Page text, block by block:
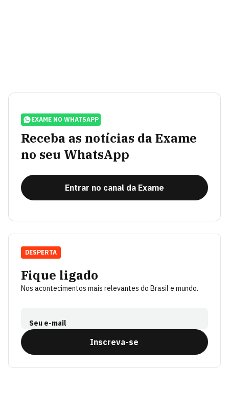
EXAME NO WHATSAPP
Receba as notícias da Exame
no seu WhatsApp
Entrar no canal da Exame
Fique ligado
Nos acontecimentos mais relevantes do Brasil e mundo.
Seu e-mail
Inscreva-se
DESPERTA